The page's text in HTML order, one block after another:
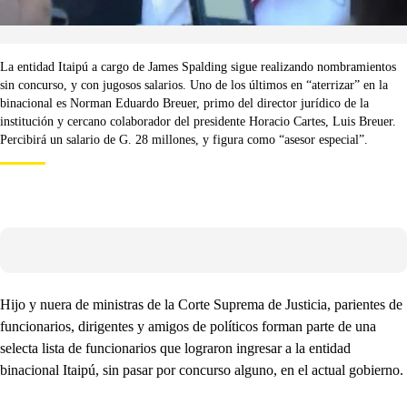
La entidad Itaipú a cargo de James Spalding sigue realizando nombramientos
sin concurso, y con jugosos salarios. Uno de los últimos en “aterrizar” en la
binacional es Norman Eduardo Breuer, primo del director jurídico de la
institución y cercano colaborador del presidente Horacio Cartes, Luis Breuer.
Percibirá un salario de G. 28 millones, y figura como “asesor especial”.
Hijo y nuera de ministras de la Corte Suprema de Justicia, parientes de
funcionarios, dirigentes y amigos de políticos forman parte de una
selecta lista de funcionarios que lograron ingresar a la entidad
binacional Itaipú, sin pasar por concurso alguno, en el actual gobierno.